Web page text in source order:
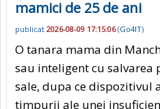
mamici de 25 de ani
publicat 2026-08-09 17:15:06(Go4IT)
O tanara mama din
sau inteligent cu salvarea
sale, dupa ce dispozitivul
timpurii ale unei